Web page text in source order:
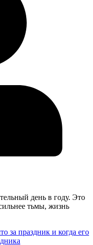
день в году. Это
тьмы, жизнь